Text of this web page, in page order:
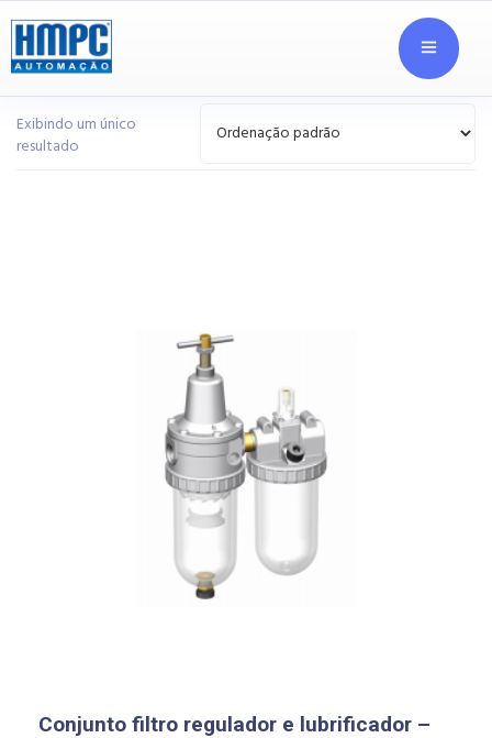
Exibindo um único
resultado
Conjunto filtro regulador e lubrificador –